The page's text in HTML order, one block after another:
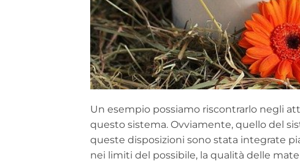
Un esempio possiamo riscontrarlo negli
questo sistema. Ovviamente, quello del
queste disposizioni sono stata integrate
nei limiti del possibile, la qualità delle